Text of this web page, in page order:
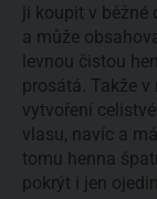
ji koupit v běžné
a může
levnou čistou
prosátá. Takže v
vytvoření
vlasu, navíc a
tomu henna
pokrýt i jen